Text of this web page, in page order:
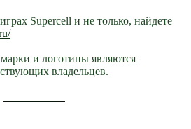
Supercell и не только, найдете
и логотипы являются
владельцев.